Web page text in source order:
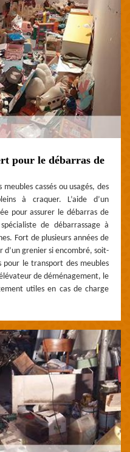
pour le débarras de
cassés ou usagés, des
à craquer. L’aide d’un
pour assurer le débarras de
de débarrassage à
Fort de plusieurs années de
d’un grenier si encombré, soit-
le transport des meubles
de déménagement, le
utiles en cas de charge